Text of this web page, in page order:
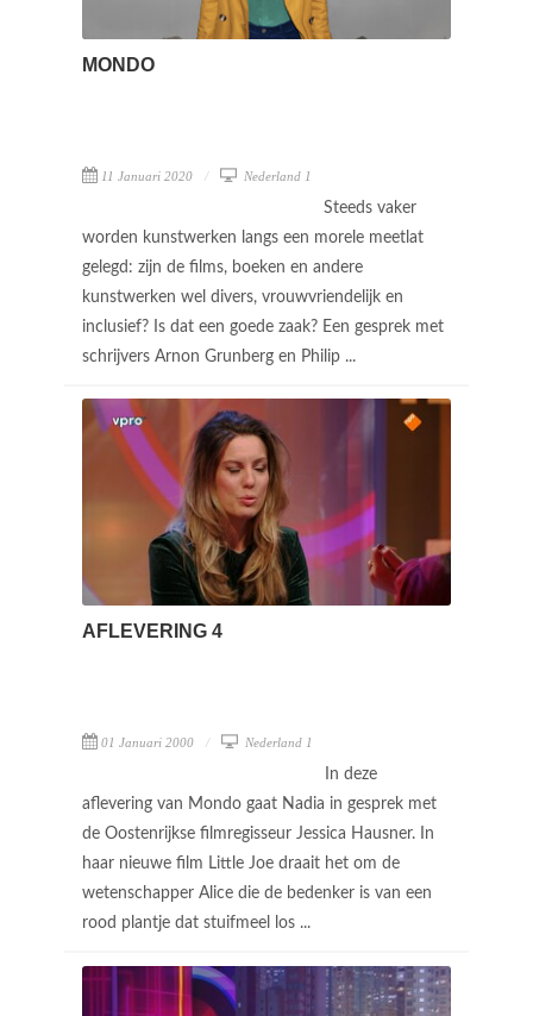
MONDO
11 Januari 2020 Nederland 1
Steeds vaker
worden kunstwerken langs een morele meetlat
gelegd: zijn de films, boeken en andere
kunstwerken wel divers, vrouwvriendelijk en
inclusief? Is dat een goede zaak? Een gesprek met
schrijvers Arnon Grunberg en Philip ...
AFLEVERING 4
01 Januari 2000 Nederland 1
In deze
aflevering van Mondo gaat Nadia in gesprek met
de Oostenrijkse filmregisseur Jessica Hausner. In
haar nieuwe film Little Joe draait het om de
wetenschapper Alice die de bedenker is van een
rood plantje dat stuifmeel los ...